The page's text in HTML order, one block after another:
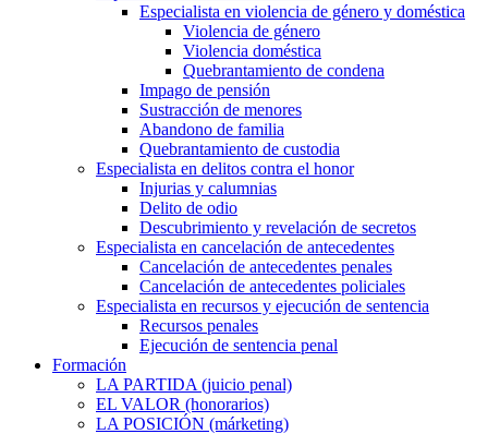
Especialista en violencia de género y doméstica
Violencia de género
Violencia doméstica
Quebrantamiento de condena
Impago de pensión
Sustracción de menores
Abandono de familia
Quebrantamiento de custodia
Especialista en delitos contra el honor
Injurias y calumnias
Delito de odio
Descubrimiento y revelación de secretos
Especialista en cancelación de antecedentes
Cancelación de antecedentes penales
Cancelación de antecedentes policiales
Especialista en recursos y ejecución de sentencia
Recursos penales
Ejecución de sentencia penal
Formación
LA PARTIDA (juicio penal)
EL VALOR (honorarios)
LA POSICIÓN (márketing)